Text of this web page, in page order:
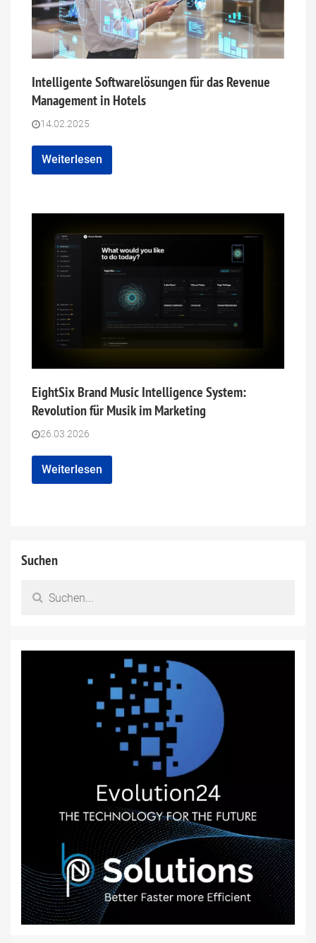
Intelligente Softwarelösungen für das Revenue
Management in Hotels
14.02.2025
Weiterlesen
EightSix Brand Music Intelligence System:
Revolution für Musik im Marketing
26.03.2026
Weiterlesen
Suchen